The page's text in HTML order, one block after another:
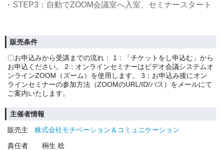
・STEP3：自動でZOOM会議室へ入室、セミナースタート
販売条件
〇お申込みから受講までの流れ： 1：「チケットをし申込む」から
お申込ください。 2：オンラインセミナーはビデオ会議システムオ
ンラインZOOM（ズーム）を使用します。 3：お申込み後にオン
ラインセミナーの参加方法（ZOOMのURL/ID/パス）をメールにて
ご案内いたします。
主催者情報
販売主
株式会社モチベーション＆コミュニケーション
責任者
桐生 稔